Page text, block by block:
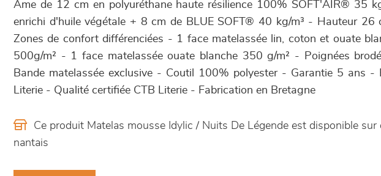
Âme de 12 cm en polyuréthane haute résilience 100% SOFT'AIR® 35
enrichi d'huile végétale + 8 cm de BLUE SOFT® 40 kg/m³ - Hauteur 26
Zones de confort différenciées - 1 face matelassée lin, coton et ouate
500g/m² - 1 face matelassée ouate blanche 350 g/m² - Poignées
Bande matelassée exclusive - Coutil 100% polyester - Garantie 5 ans -
Literie - Qualité certifiée CTB Literie - Fabrication en Bretagne
Ce produit Matelas mousse Idylic / Nuits De Légende est disponible
nantais